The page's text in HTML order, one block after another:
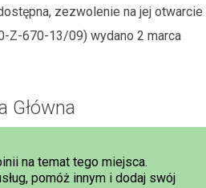
zezwolenie na jej otwarcie
Z-670-13/09) wydano 2 marca
Główna
na temat tego miejsca.
pomóż innym i dodaj swój